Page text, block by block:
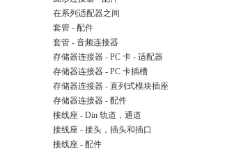
在系列适配器之间
套管 - 配件
套管 - 音频连接器
存储器连接器 - PC 卡 - 适配器
存储器连接器 - PC 卡插槽
存储器连接器 - 直列式模块插座
存储器连接器 - 配件
接线座 - Din 轨道，通道
接线座 - 接头，插头和插口
接线座 - 配件